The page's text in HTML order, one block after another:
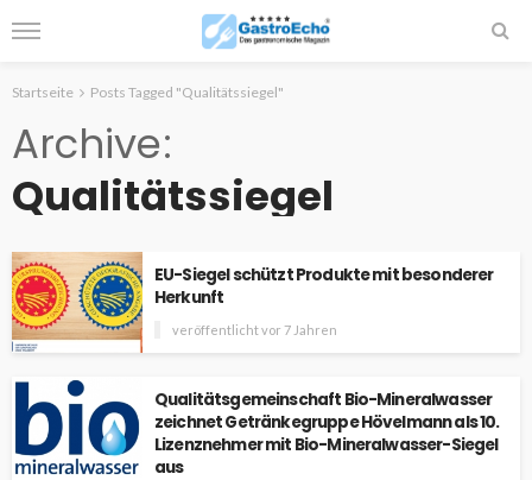
Startseite Posts Tagged "Qualitätssiegel"
Archive
Qualitätssiegel
EU-Siegel schützt Produkte mit besonderer
Herkunft
veröffentlicht vor 7 Jahren
Qualitätsgemeinschaft Bio-Mineralwasser
zeichnet Getränkegruppe Hövelmann als 10.
Lizenznehmer mit Bio-Mineralwasser-Siegel
aus